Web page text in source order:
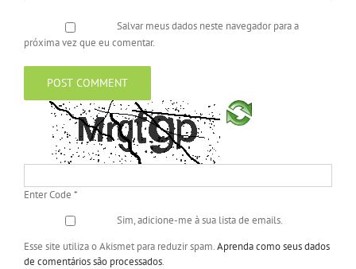
Salvar meus dados neste navegador para a
próxima vez que eu comentar.
Enter Code *
Sim, adicione-me à sua lista de emails.
Esse site utiliza o Akismet para reduzir spam.Aprenda como seus dados
de comentários são processados.